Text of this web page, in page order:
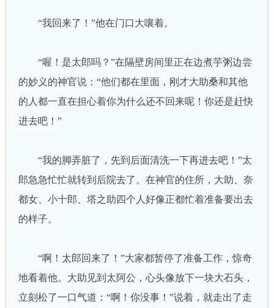
“我回来了！”他在门口大嚷着。
“喔！是太郎吗？”在隔壁房间里正在边煮芋粥边尝
的妙义的神官说：“他们都在里面，刚才大助桑和其他
的人都一直在担心着你为什么还不回来呢！你还是赶快
进去吧！”
“我的脚弄脏了，先到后面清洗一下再进去吧！”太
郎急急忙忙就转到后院去了。在神官的住所，大助、奈
都女、小十郎、塔之助四个人好像正都忙着准备要出去
的样子。
“啊！太郎回来了！”大家都暂停了准备工作，惊奇
地看着他。大助见到太阿公，心头像放下一块大石头，
立刻松了一口气道：“啊！你没事！”说着，就走出了走